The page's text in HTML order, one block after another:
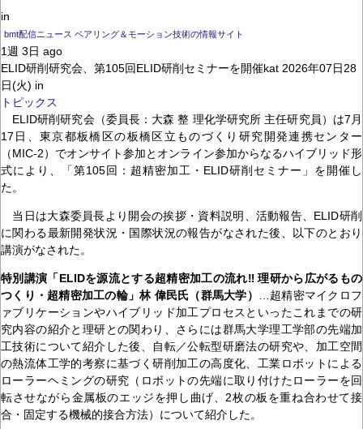
in
bmt配信ニュース ベアリング＆モーション技術の情報サイト
1週 3日 ago
ELID研削研究会、第105回ELID研削セミナーを開催kat 2026年07日28
日(火) in
トピックス
ELID研削研究会（委員長：大森 整 理化学研究所 主任研究員）は7月
17日、東京都板橋区の板橋区立ものづくり研究開発連携センター
（MIC-2）でオンサイト参加とオンライン参加からなるハイブリッド形
式により、「第105回：超精密加工・ELID研削セミナー」を開催し
た。
当日は大森委員長より開会の挨拶・資料説明、活動報告、ELID研削
に関わる最新開発状況・国際状況の報告がなされた後、以下のとおり
講演がなされた。
特別講演「ELIDを源流とする超精密加工の流れ‼ 理研から広がるもの
つくり・超精密加工の輪」林 偉民氏（群馬大学）
…超精密マイクロフ
ァブリケーションやハイブリッド加工プロセスといったこれまでの研
究内容の紹介と理研との関わり、さらには群馬大学理工学部の先端加
工技術について紹介した後、自転／公転型研磨法の研究や、加工空間
の熱流体工学的考察に基づく研削加工の高度化、工業ロボットによる
ローラーヘミングの研究（ロボットの先端に取り付けたローラーを回
転させながら金属板のエッジを押し曲げ、2枚の板を重ね合わせて接
合・固定する機械的接合方法）について紹介した。